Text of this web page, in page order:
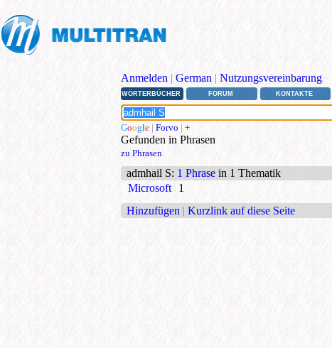
Anmelden | German | Nutzungsvereinbarung
WÖRTERBÜCHER FORUM KONTAKTE
Google | Forvo | +
Gefunden in Phrasen
zu Phrasen
admhail S: 1 Phrase in 1 Thematik
Microsoft
1
Hinzufügen | Kurzlink auf diese Seite